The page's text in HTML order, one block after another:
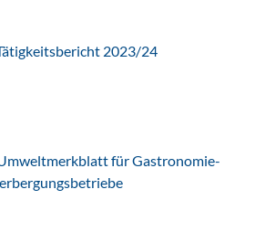
2023/24
für Gastronomie-